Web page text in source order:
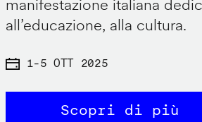
manifestazione italiana
all’educazione, alla cultura.
1-5 OTT 2025
Scopri di più